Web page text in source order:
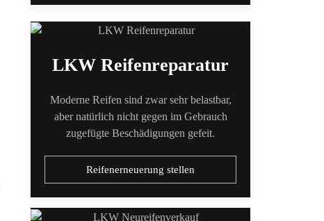
LKW Reifenreparatur
Moderne Reifen sind zwar sehr belastbar,
aber natürlich nicht gegen im Gebrauch
zugefügte Beschädigungen gefeit.
Reifenerneuerung stellen